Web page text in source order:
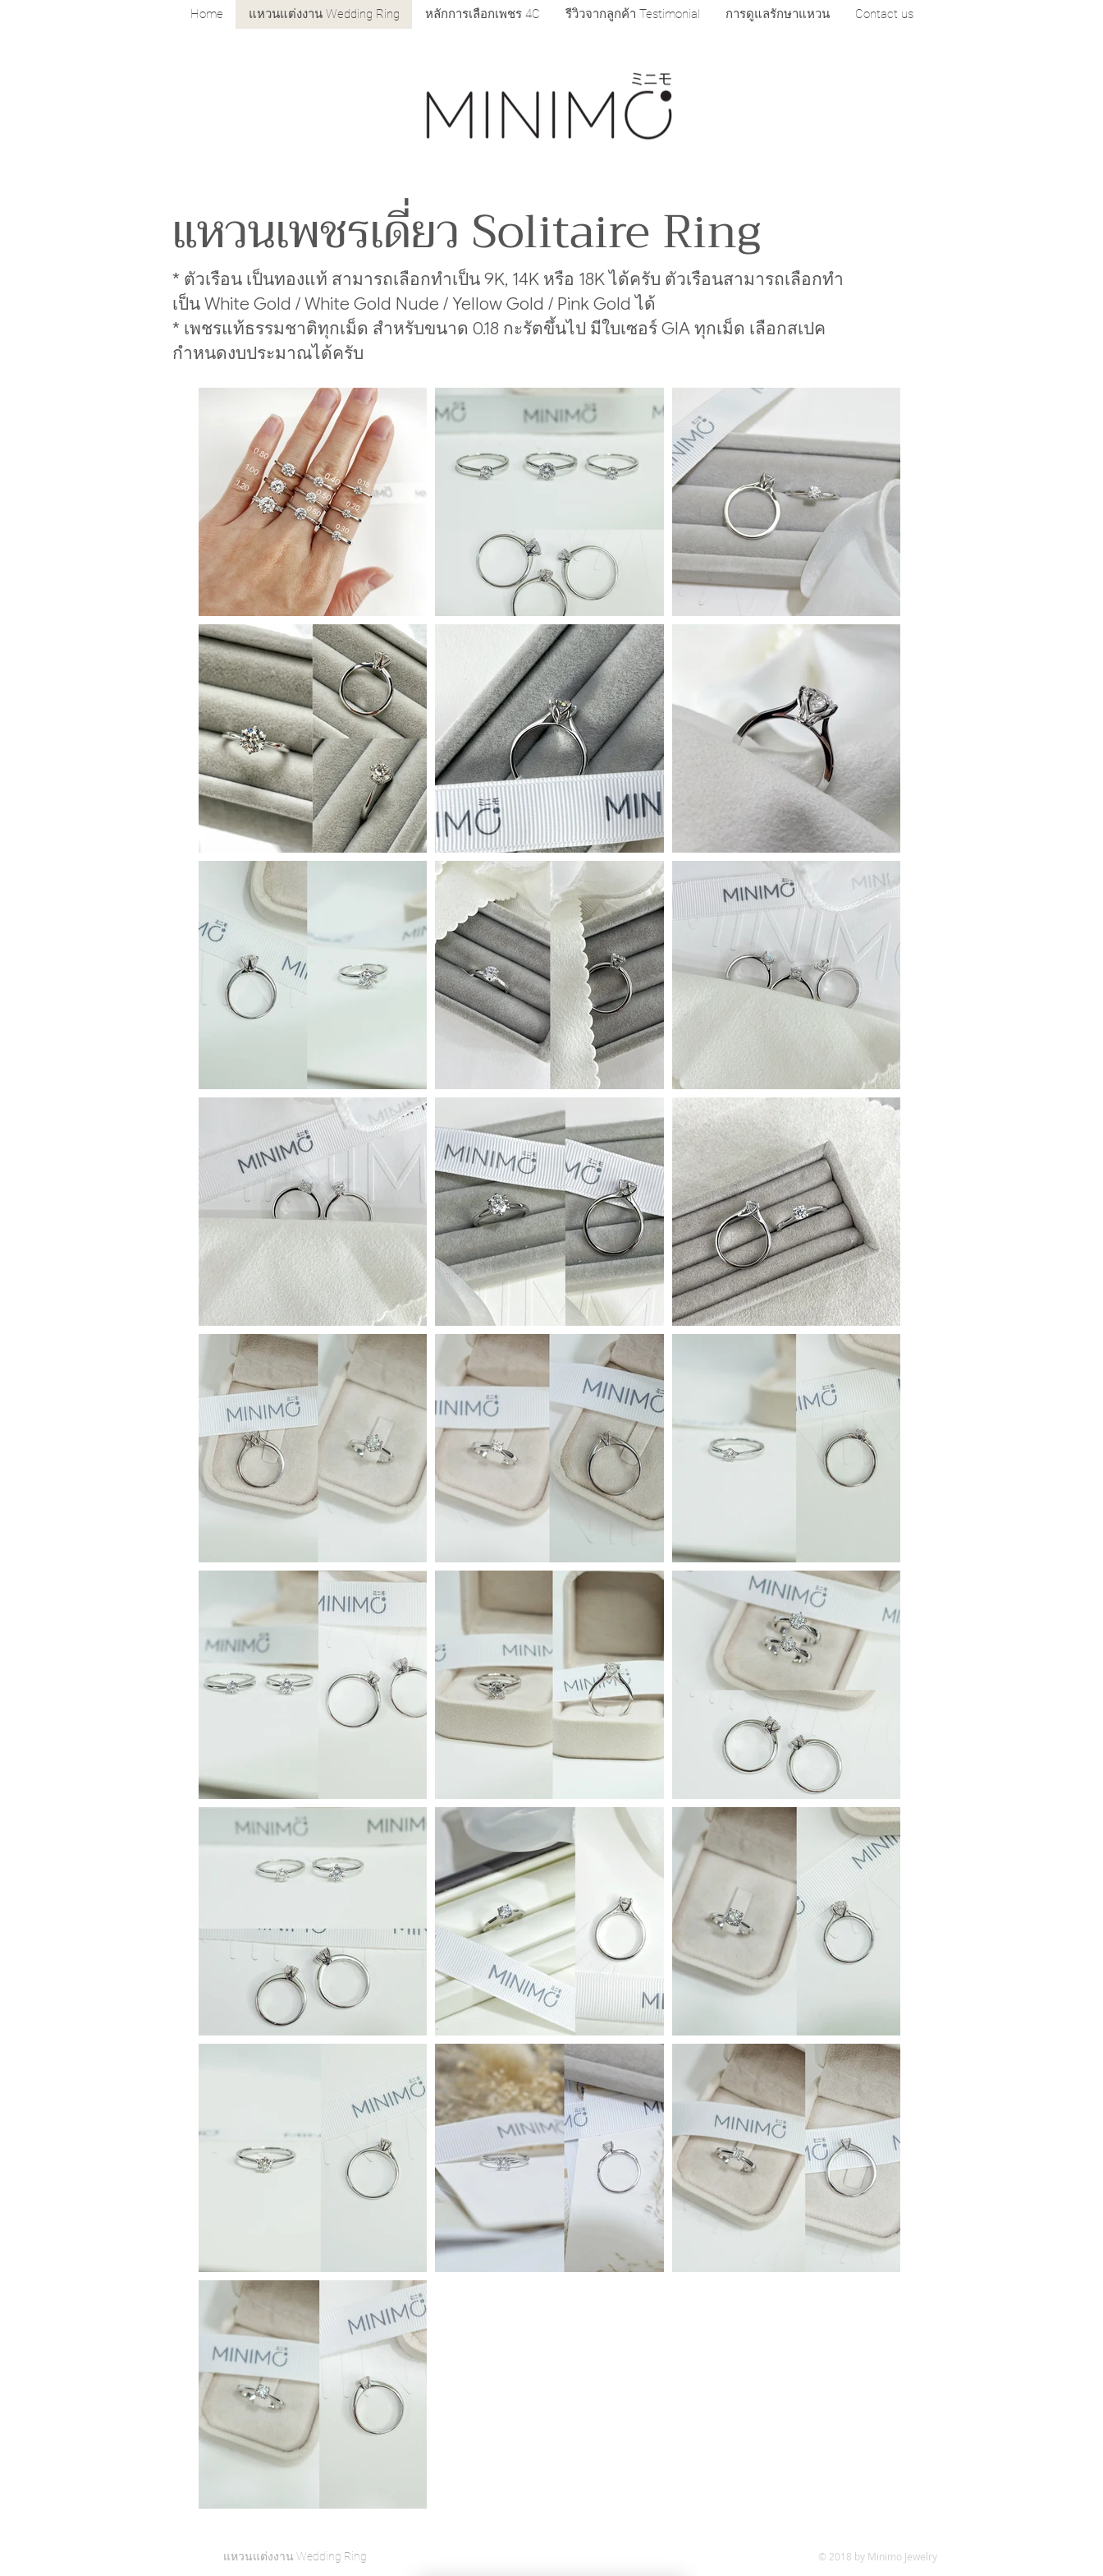
Home แหวนแต่งงาน Wedding Ring หลักการเลือกเพชร 4C รีวิวจากลูกค้า Testimonial การดูแลรักษาแหวน Contact us
แหวนเพชรเดี่ยว Solitaire Ring
* ตัวเรือน เป็นทองแท้ สามารถเลือกทำเป็น 9K, 14K หรือ 18K ได้ครับ ตัวเรือนสามารถเลือกทำ
เป็น White Gold / White Gold Nude / Yellow Gold / Pink Gold ได้
* เพชรแท้ธรรมชาติทุกเม็ด สำหรับขนาด 0.18 กะรัตขึ้นไป มีใบเซอร์ GIA ทุกเม็ด เลือกสเปค
กำหนดงบประมาณได้ครับ
แหวนแต่งงาน Wedding Ring © 2018 by Minimo Jewelry